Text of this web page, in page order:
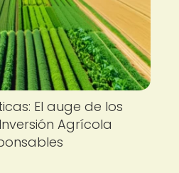
El auge de los
Agrícola